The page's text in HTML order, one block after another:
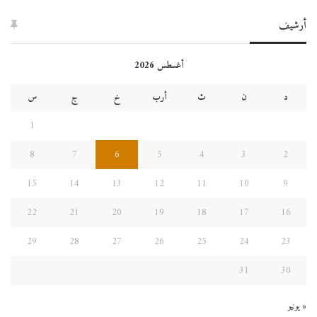
أرشيف
أغسطس 2026
د
ن ث أرب خ ج
س
1
2
3
4
5
6
7
8
9
10
11
12
13
14
15
16
17
18
19
20
21
22
23
24
25
26
27
28
29
30
31
« يونيو